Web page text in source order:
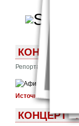
КОНЦЕРТ
Репортаж
Источник:
КОНЦЕРТ